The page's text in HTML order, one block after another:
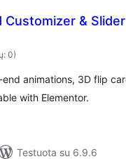
Customizer &
0)
animations, 3D flip
with Elementor.
Testuota su 6.9.6